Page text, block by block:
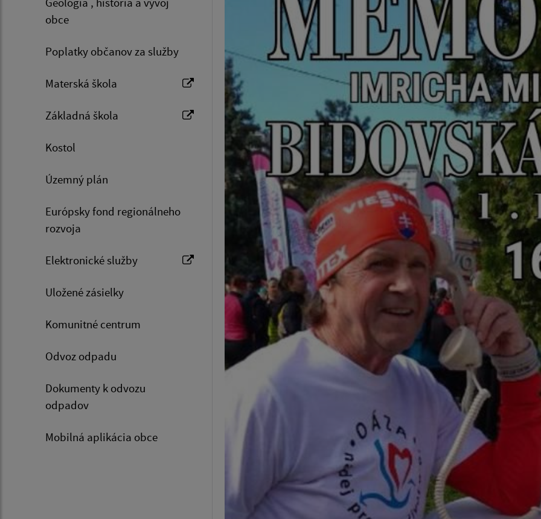
obce
Poplatky občanov za služby
Materská škola
Základná škola
Kostol
Územný plán
Európsky fond regionálneho
rozvoja
Elektronické služby
Uložené zásielky
Komunitné centrum
Odvoz odpadu
Dokumenty k odvozu
odpadov
Mobilná aplikácia obce